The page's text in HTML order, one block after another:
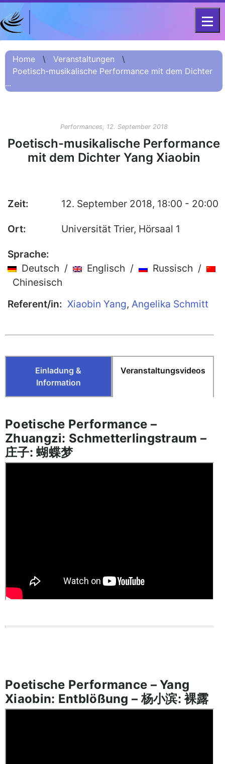
Home
Projekt
Kurzinformation
О проекте (Beschreibung
Russisch)
项目简介 (Beschreibung
Chinesisch)
Fellows
Veranstaltungsarchiv
Buch-Publikationen
Gesamtverzeichnis der
Kollegpublikationen
Reihe „Neuere Lyrik“
DFG-KOLLEG-FORSCHUNGSGRUPPE
FOR 2603 2017 – 2023
Home \ Veranstaltungen
\
Poetisch-musikalische Performance mit dem Dichter
...
Performances, 12. September 2018
Poetisch-musikalische Performance
mit dem Dichter Yang Xiaobin
Zeit: 12. September 2018, 18:00 - 20:00
Ort: Universität Trier, Hörsaal 1
Sprache:
Deutsch /
Englisch /
Russisch /
Chinesisch
Referent/in: Xiaobin Yang, Angelika Schmitt
Einladung &
Information
Veranstaltungsvideos
Poetische Performance –
Zhuangzi: Schmetterlingstraum –
庄子: 蝴蝶梦
Poetische Performance – Yang
Xiaobin: Entblößung – 杨小滨: 裸露